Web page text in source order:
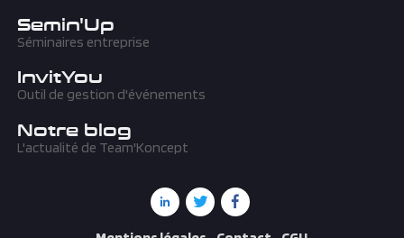
Semin'Up
Séminaires entreprise
InvitYou
Outil de gestion d'événements
Notre blog
L'actualité de Team'Koncept